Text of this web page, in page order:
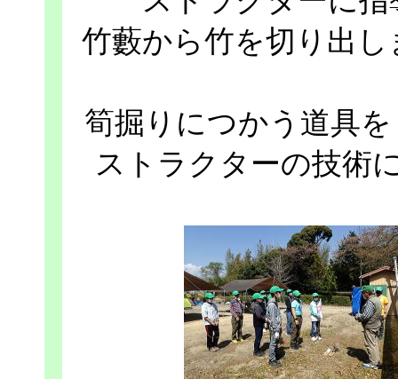
竹藪から竹を切り出
筍掘りにつかう道具
ストラクターの技術